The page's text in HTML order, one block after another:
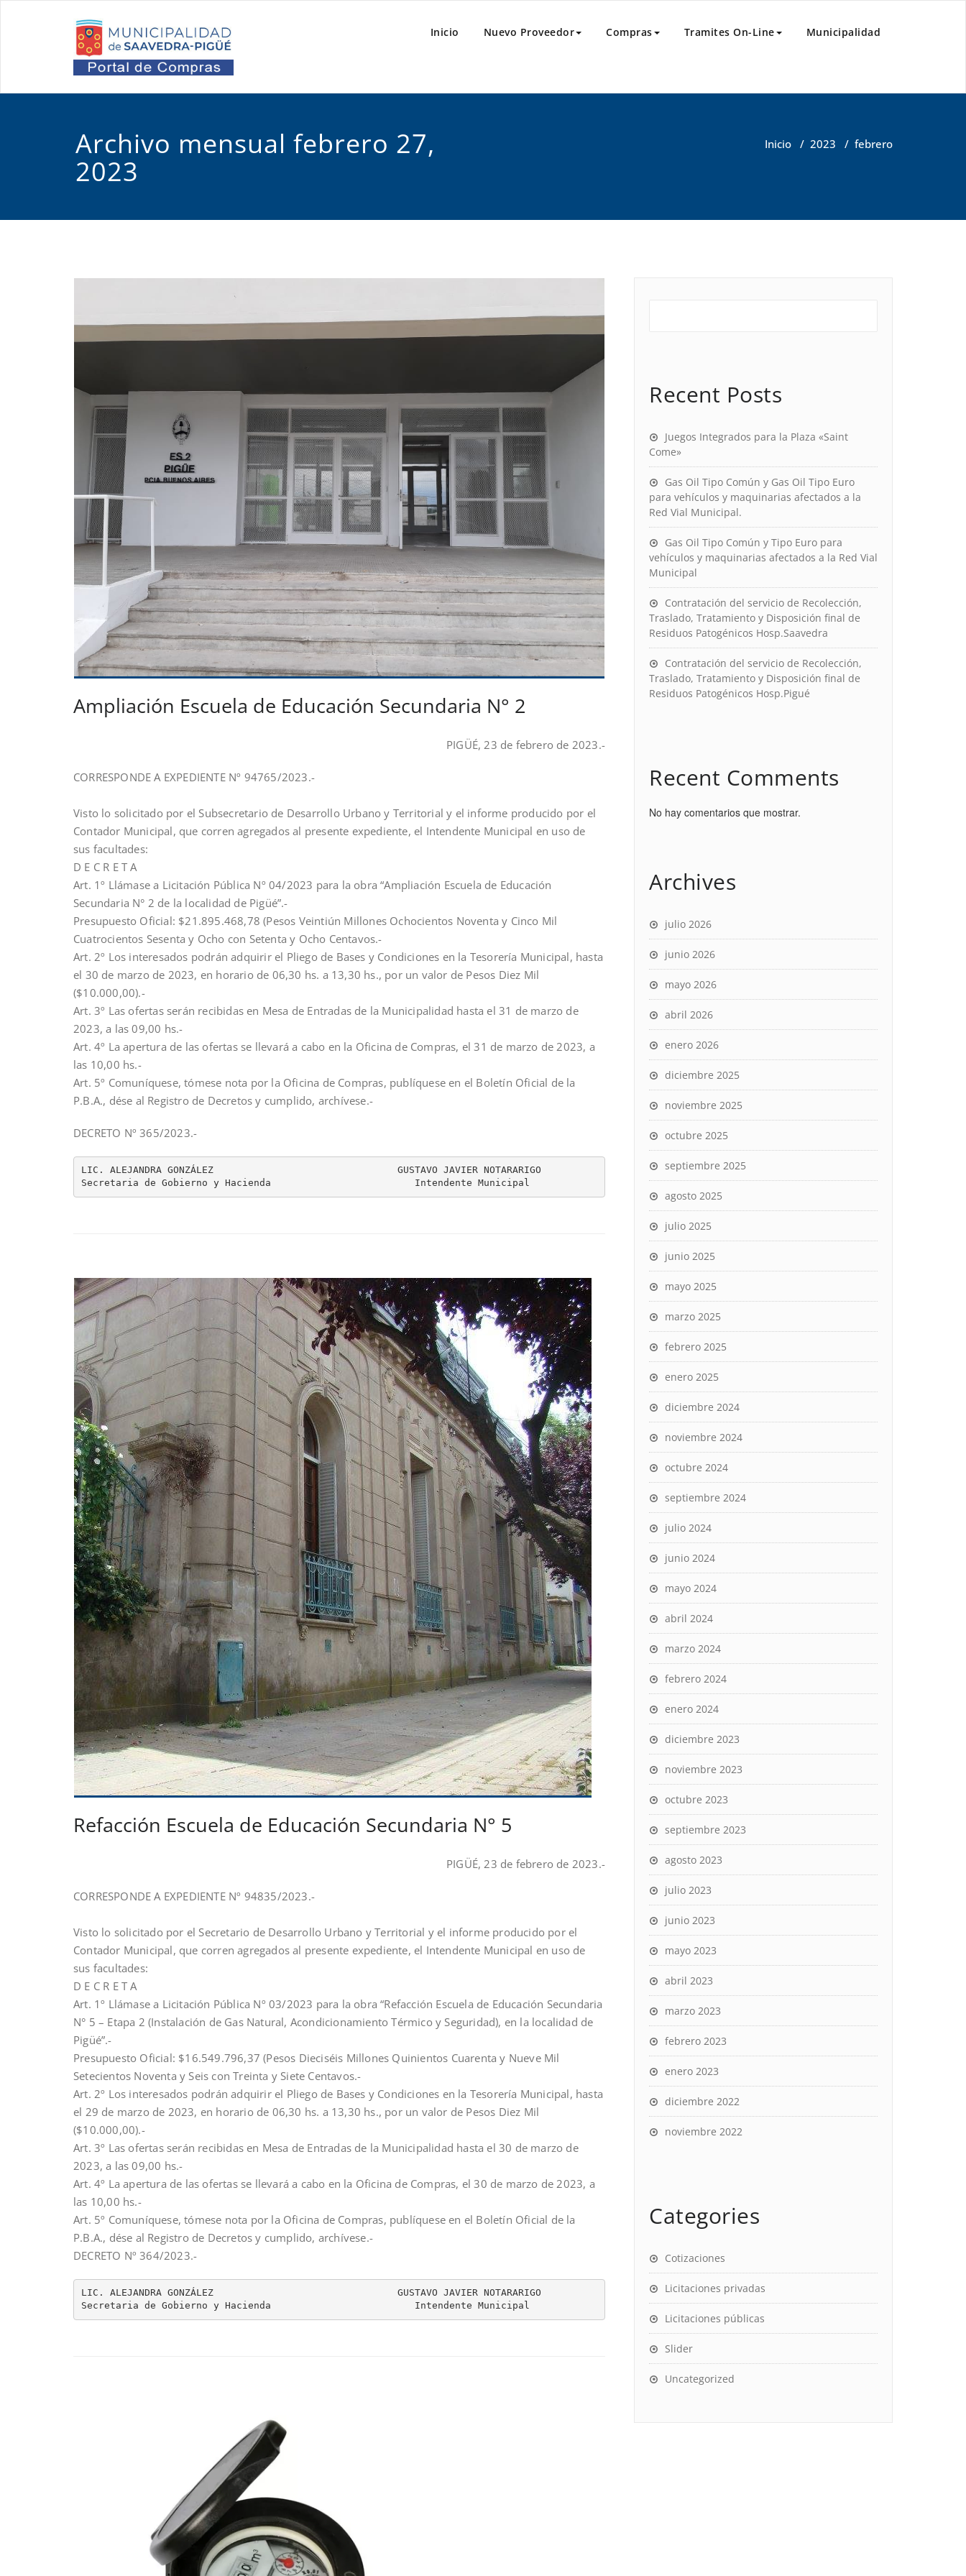
Inicio Nuevo Proveedor Compras Tramites On-Line Municipalidad
Archivo mensual febrero 27,
2023
Inicio / 2023 / febrero
Ampliación Escuela de Educación Secundaria N° 2
PIGÜÉ, 23 de febrero de 2023.-
CORRESPONDE A EXPEDIENTE Nº 94765/2023.-
Visto lo solicitado por el Subsecretario de Desarrollo Urbano y Territorial y el informe producido por el
Contador Municipal, que corren agregados al presente expediente, el Intendente Municipal en uso de
sus facultades:
D E C R E T A
Art. 1º Llámase a Licitación Pública Nº 04/2023 para la obra “Ampliación Escuela de Educación
Secundaria N° 2 de la localidad de Pigüé”.-
Presupuesto Oficial: $21.895.468,78 (Pesos Veintiún Millones Ochocientos Noventa y Cinco Mil
Cuatrocientos Sesenta y Ocho con Setenta y Ocho Centavos.-
Art. 2º Los interesados podrán adquirir el Pliego de Bases y Condiciones en la Tesorería Municipal, hasta
el 30 de marzo de 2023, en horario de 06,30 hs. a 13,30 hs., por un valor de Pesos Diez Mil
($10.000,00).-
Art. 3º Las ofertas serán recibidas en Mesa de Entradas de la Municipalidad hasta el 31 de marzo de
2023, a las 09,00 hs.-
Art. 4º La apertura de las ofertas se llevará a cabo en la Oficina de Compras, el 31 de marzo de 2023, a
las 10,00 hs.-
Art. 5º Comuníquese, tómese nota por la Oficina de Compras, publíquese en el Boletín Oficial de la
P.B.A., dése al Registro de Decretos y cumplido, archívese.-
DECRETO Nº 365/2023.-
LIC. ALEJANDRA GONZÁLEZ                                GUSTAVO JAVIER NOTARARIGO
Secretaria de Gobierno y Hacienda                         Intendente Municipal
Refacción Escuela de Educación Secundaria N° 5
PIGÜÉ, 23 de febrero de 2023.-
CORRESPONDE A EXPEDIENTE Nº 94835/2023.-
Visto lo solicitado por el Secretario de Desarrollo Urbano y Territorial y el informe producido por el
Contador Municipal, que corren agregados al presente expediente, el Intendente Municipal en uso de
sus facultades:
D E C R E T A
Art. 1º Llámase a Licitación Pública Nº 03/2023 para la obra “Refacción Escuela de Educación Secundaria
N° 5 – Etapa 2 (Instalación de Gas Natural, Acondicionamiento Térmico y Seguridad), en la localidad de
Pigüé”.-
Presupuesto Oficial: $16.549.796,37 (Pesos Dieciséis Millones Quinientos Cuarenta y Nueve Mil
Setecientos Noventa y Seis con Treinta y Siete Centavos.-
Art. 2º Los interesados podrán adquirir el Pliego de Bases y Condiciones en la Tesorería Municipal, hasta
el 29 de marzo de 2023, en horario de 06,30 hs. a 13,30 hs., por un valor de Pesos Diez Mil
($10.000,00).-
Art. 3º Las ofertas serán recibidas en Mesa de Entradas de la Municipalidad hasta el 30 de marzo de
2023, a las 09,00 hs.-
Art. 4º La apertura de las ofertas se llevará a cabo en la Oficina de Compras, el 30 de marzo de 2023, a
las 10,00 hs.-
Art. 5º Comuníquese, tómese nota por la Oficina de Compras, publíquese en el Boletín Oficial de la
P.B.A., dése al Registro de Decretos y cumplido, archívese.-
DECRETO Nº 364/2023.-
LIC. ALEJANDRA GONZÁLEZ                                GUSTAVO JAVIER NOTARARIGO
Secretaria de Gobierno y Hacienda                         Intendente Municipal
Recent Posts
Juegos Integrados para la Plaza «Saint
Come»
Gas Oil Tipo Común y Gas Oil Tipo Euro
para vehículos y maquinarias afectados a la
Red Vial Municipal.
Gas Oil Tipo Común y Tipo Euro para
vehículos y maquinarias afectados a la Red Vial
Municipal
Contratación del servicio de Recolección,
Traslado, Tratamiento y Disposición final de
Residuos Patogénicos Hosp.Saavedra
Contratación del servicio de Recolección,
Traslado, Tratamiento y Disposición final de
Residuos Patogénicos Hosp.Pigué
Recent Comments
No hay comentarios que mostrar.
Archives
julio 2026
junio 2026
mayo 2026
abril 2026
enero 2026
diciembre 2025
noviembre 2025
octubre 2025
septiembre 2025
agosto 2025
julio 2025
junio 2025
mayo 2025
marzo 2025
febrero 2025
enero 2025
diciembre 2024
noviembre 2024
octubre 2024
septiembre 2024
julio 2024
junio 2024
mayo 2024
abril 2024
marzo 2024
febrero 2024
enero 2024
diciembre 2023
noviembre 2023
octubre 2023
septiembre 2023
agosto 2023
julio 2023
junio 2023
mayo 2023
abril 2023
marzo 2023
febrero 2023
enero 2023
diciembre 2022
noviembre 2022
Categories
Cotizaciones
Licitaciones privadas
Licitaciones públicas
Slider
Uncategorized